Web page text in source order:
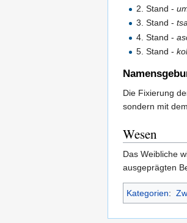
2. Stand -
3. Stand -
4. Stand -
5. Stand -
Die Fixierung
sondern mit
Wesen
Das Weibliche
ausgeprägten
Kategorien: